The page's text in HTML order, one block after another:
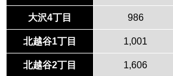
大沢4丁目 986
北越谷1丁目 1,001
北越谷2丁目 1,606